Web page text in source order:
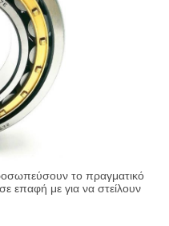
το πραγματικό
επαφή με για να στείλουν